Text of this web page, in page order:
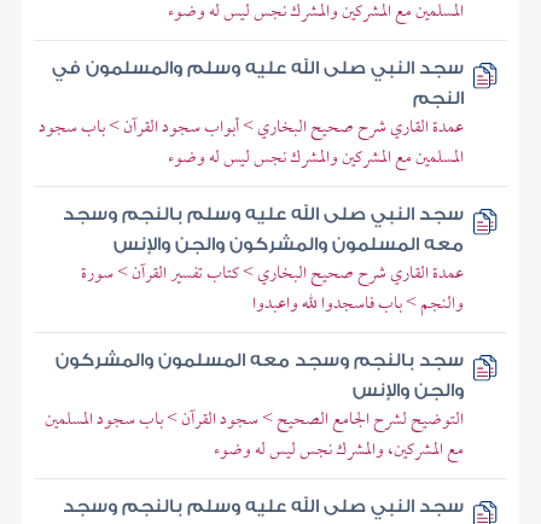
المسلمين مع المشركين والمشرك نجس ليس له وضوء
سجد النبي صلى الله عليه وسلم والمسلمون في
النجم
عمدة القاري شرح صحيح البخاري > أبواب سجود القرآن > باب سجود
المسلمين مع المشركين والمشرك نجس ليس له وضوء
سجد النبي صلى الله عليه وسلم بالنجم وسجد
معه المسلمون والمشركون والجن والإنس
عمدة القاري شرح صحيح البخاري > كتاب تفسير القرآن > سورة
والنجم > باب فاسجدوا لله واعبدوا
سجد بالنجم وسجد معه المسلمون والمشركون
والجن والإنس
التوضيح لشرح الجامع الصحيح > سجود القرآن > باب سجود المسلمين
مع المشركين، والمشرك نجس ليس له وضوء
سجد النبي صلى الله عليه وسلم بالنجم وسجد